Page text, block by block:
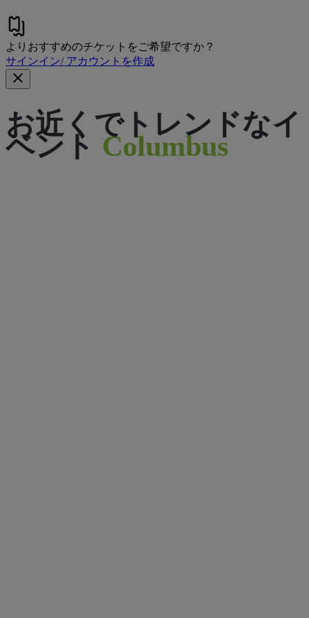
よりおすすめのチケットをご希望ですか？
サインイン/ アカウントを作成
お近くでトレンドなイ
ベント Columbus